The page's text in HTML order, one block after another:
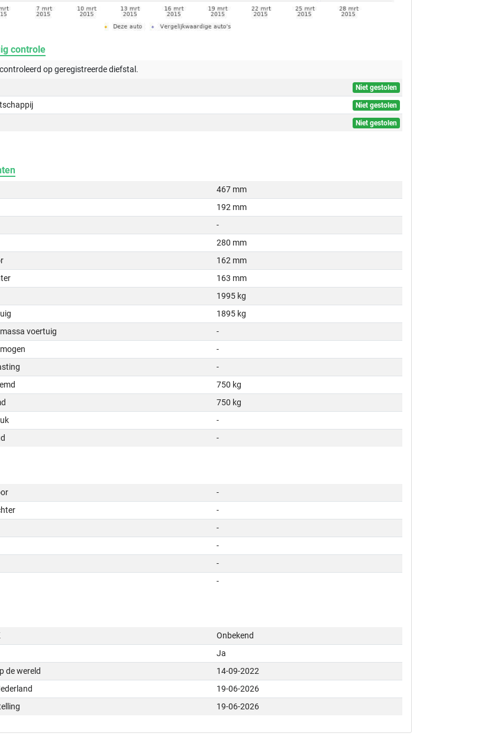
controle
opgeregistreerdediefstal.
Niet gestolen
Niet gestolen
Niet gestolen
467 mm
192 mm
-
280 mm
162 mm
163 mm
1995 kg
1895 kg
voertuig
-
-
-
750 kg
750 kg
-
-
-
-
-
-
-
-
Onbekend
Ja
de wereld
14-09-2022
19-06-2026
19-06-2026